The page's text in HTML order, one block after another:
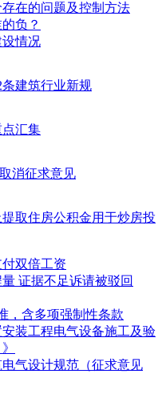
在的问题及控制方法
负？
情况
条建筑行业新规
汇集
消征求意见
取住房公积金用于炒房投
双倍工资
证据不足诉请被驳回
，含多项强制性条款
装工程电气设备施工及验
气设计规范（征求意见